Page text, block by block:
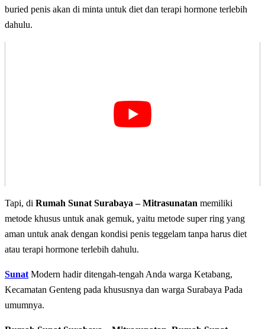
buried penis akan di minta untuk diet dan terapi hormone terlebih
dahulu.
Tapi, di Rumah Sunat Surabaya – Mitrasunatan memiliki
metode khusus untuk anak gemuk, yaitu metode super ring yang
aman untuk anak dengan kondisi penis teggelam tanpa harus diet
atau terapi hormone terlebih dahulu.
Sunat Modern hadir ditengah-tengah Anda warga Ketabang,
Kecamatan Genteng pada khususnya dan warga Surabaya Pada
umumnya.